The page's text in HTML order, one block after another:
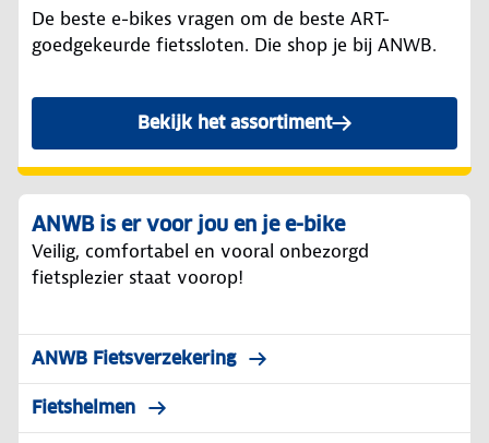
De beste e-bikes vragen om de beste ART-
goedgekeurde fietssloten. Die shop je bij ANWB.
Bekijk het assortiment
ANWB is er voor jou en je e-bike
Veilig, comfortabel en vooral onbezorgd
fietsplezier staat voorop!
ANWB Fietsverzekering
Fietshelmen